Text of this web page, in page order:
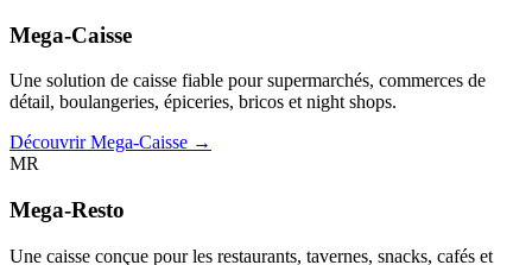
Mega-Caisse
Une solution de caisse fiable pour supermarchés, commerces de
détail, boulangeries, épiceries, bricos et night shops.
Découvrir Mega-Caisse →
MR
Mega-Resto
Une caisse conçue pour les restaurants, tavernes, snacks, cafés et